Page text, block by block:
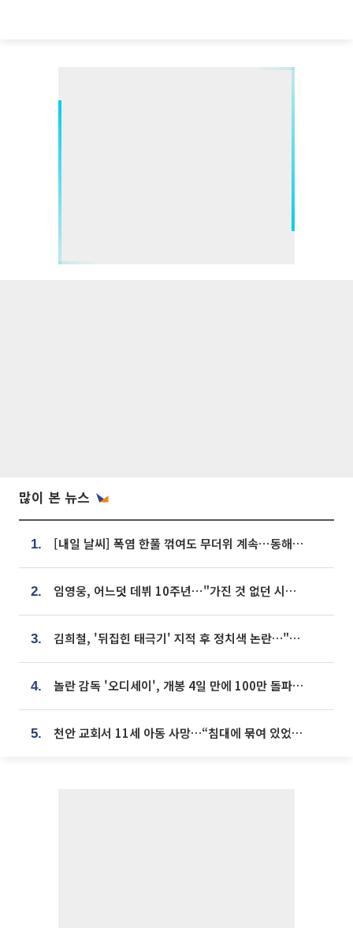
많이 본 뉴스
1. [내일 날씨] 폭염 한풀 꺾여도 무더위 계속⋯동해안 이틀 연속 비
2. 임영웅, 어느덧 데뷔 10주년⋯"가진 것 없던 시절, 내 앞엔 20명의 팬뿐"
3. 김희철, '뒤집힌 태극기' 지적 후 정치색 논란…"좌우 떠나 우리나라 국기"
4. 놀란 감독 '오디세이', 개봉 4일 만에 100만 돌파⋯'왕사남' 보다 빠르다
5. 천안 교회서 11세 아동 사망…“침대에 묶여 있었다” 진술 확보